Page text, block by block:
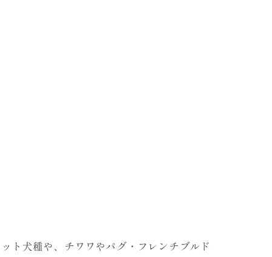
ト犬種や、チワワやパグ・フレンチブルド